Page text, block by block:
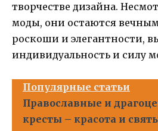
творчестве дизайна.
моды, они остаются
роскоши и элегантности,
индивидуальность и силу
Популярные статьи
Православные и
кресты – красота и